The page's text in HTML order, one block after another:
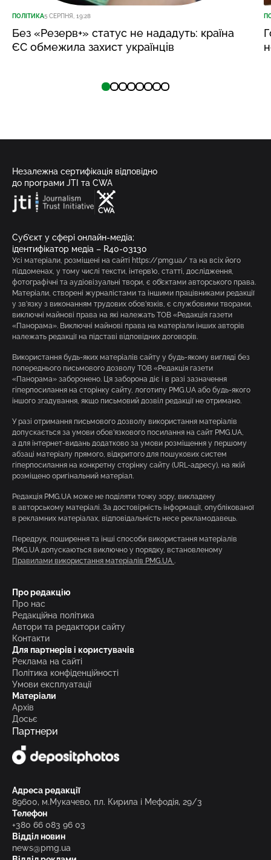
ПОЛІТИКА5 СЕРПНЯ, 19:28
Без «Резерв+» статус не нададуть: країна
ЄС обмежила захист українців
Незалежна сертифікація відповідно
до програми JTI та CWA
Суб’єкт у сфері онлайн-медіа;
ідентифікатор медіа – R40-03130
Усі матеріали, розміщені на сайті https://pmg.ua/ та на всіх його
піддоменах, у тому числі тексти, інтерв’ю, статті, дослідження,
фотографічні та аудіовізуальні твори, є об’єктами авторського права.
Матеріали, створені журналістами та іншими працівниками редакції
у зв’язку з виконанням трудових обов’язків, є службовими творами,
виключні майнові права на які належать ТОВ «Редакція газети
«Панорама». Виключні майнові права на матеріали інших авторів
належать редакції на підставі відповідних договорів.
Використання будь-яких матеріалів сайту у будь-якому вигляді без
попереднього письмового дозволу ТОВ «Редакція газети
«Панорама» заборонено. Ця заборона діє і в разі зазначення
гіперпосилання на сторінку сайту, логотипу PMG.UA або будь-якого
іншого згадування, якщо письмовий дозвіл редакції не отримано.
У разі отримання письмового дозволу використання матеріалів
допускається за умови обов’язкового посилання на сайт PMG.UA,
а для інтернет-видань додатково за умови розміщення у першому
абзаці матеріалу прямого, відкритого для пошукових систем
гіперпосилання на конкретну сторінку сайту (URL-адресу), на якій
розміщено оригінальний матеріал.
Редакція PMG.UA може не поділяти точку зору, викладену
в авторському матеріалі. За достовірність інформації, опублікованої
в рекламних матеріалах, відповідальність несе рекламодавець.
Передрук, поширення та інші способи використання матеріалів
PMG.UA допускаються виключно у порядку, встановленому
Правилами використання матеріалів PMG.UA .
Про редакцію
Про нас
Редакційна політика
Автори та редактори сайту
Контакти
Для партнерів і користувачів
Реклама на сайті
Політика конфіденційності
Умови експлуатації
Матеріали
Архів
Досьє
Партнери
Адреса редакції
89600, м.Мукачево, пл. Кирила і Мефодія, 29/3
Телефон
+380 66 083 96 03
Відділ новин
news@pmg.ua